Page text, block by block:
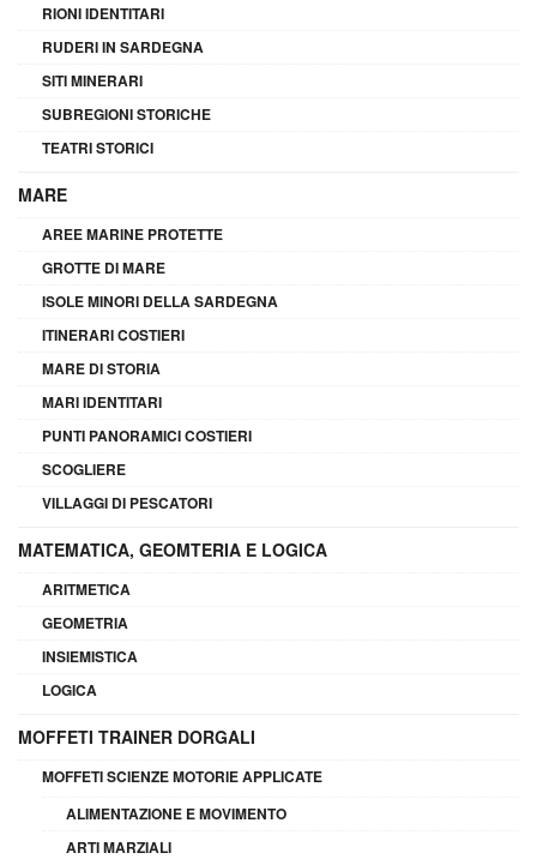
RIONI IDENTITARI
RUDERI IN SARDEGNA
SITI MINERARI
SUBREGIONI STORICHE
TEATRI STORICI
MARE
AREE MARINE PROTETTE
GROTTE DI MARE
ISOLE MINORI DELLA SARDEGNA
ITINERARI COSTIERI
MARE DI STORIA
MARI IDENTITARI
PUNTI PANORAMICI COSTIERI
SCOGLIERE
VILLAGGI DI PESCATORI
MATEMATICA, GEOMTERIA E LOGICA
ARITMETICA
GEOMETRIA
INSIEMISTICA
LOGICA
MOFFETI TRAINER DORGALI
MOFFETI SCIENZE MOTORIE APPLICATE
ALIMENTAZIONE E MOVIMENTO
ARTI MARZIALI